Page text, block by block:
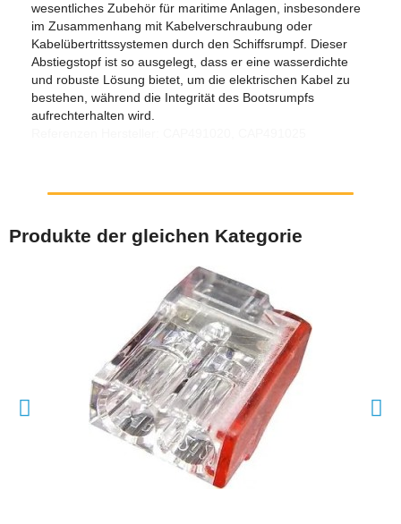
wesentliches Zubehör für maritime Anlagen, insbesondere
im Zusammenhang mit Kabelverschraubung oder
Kabelübertrittssystemen durch den Schiffsrumpf. Dieser
Abstiegstopf ist so ausgelegt, dass er eine wasserdichte
und robuste Lösung bietet, um die elektrischen Kabel zu
bestehen, während die Integrität des Bootsrumpfs
aufrechterhalten wird.
Produkte der gleichen Kategorie
SCHNELLANSICHT